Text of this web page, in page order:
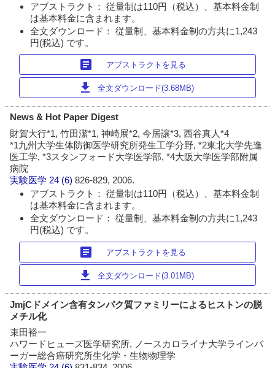
アブストラクト： 従量制は110円（税込）、基本料金制
は基本料金に含まれます。
全文ダウンロード： 従量制、基本料金制の方共に1,243
円(税込) です。
article アブストラクトを見る
download 全文ダウンロード(3.68MB)
News & Hot Paper Digest
財賀大行*1, 竹田潔*1, 神崎展*2, 今居譲*3, 西谷真人*4
*1九州大学生体防御医学研究所発生工学分野, *2東北大学先進
医工学, *3スタンフォード大学医学部, *4大阪大学医学部附属
病院
実験医学 24 (6)826-829, 2006.
アブストラクト： 従量制は110円（税込）、基本料金制
は基本料金に含まれます。
全文ダウンロード： 従量制、基本料金制の方共に1,243
円(税込) です。
article アブストラクトを見る
download 全文ダウンロード(3.01MB)
JmjCドメイン含有タンパク質ファミリーによるヒストンの脱
メチル化
束田裕一
ハワードヒューズ医学研究所, ノースカロライナ大学ラインバ
ーガー総合癌研究所生化学・生物物理学